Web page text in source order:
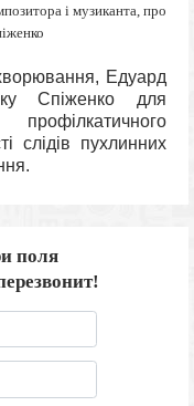
і музиканта, про
Едуард
Спіженко для
слідів пухлинних
поля